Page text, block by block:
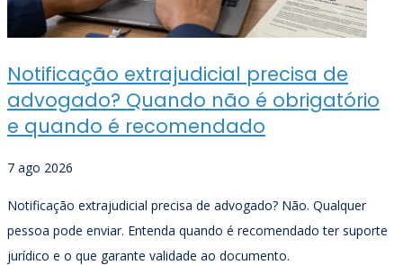
Notificação extrajudicial precisa de
advogado? Quando não é obrigatório
e quando é recomendado
7 ago 2026
Notificação extrajudicial precisa de advogado? Não. Qualquer
pessoa pode enviar. Entenda quando é recomendado ter suporte
jurídico e o que garante validade ao documento.